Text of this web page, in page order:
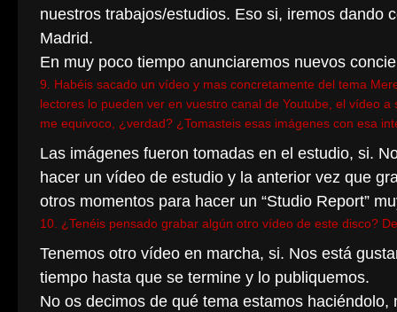
nuestros trabajos/estudios. Eso si, iremos dando
Madrid.
En muy poco tiempo anunciaremos nuevos
9. Habéis sacado un vídeo y mas concretamente del tema
lectores lo pueden ver en vuestro canal de Youtube, el vídeo
me equivoco, ¿verdad? ¿Tomasteis esas imágenes con esa
Las imágenes fueron tomadas en el estudio, si.
hacer un vídeo de estudio y la anterior vez que
otros momentos para hacer un “Studio Report”
10. ¿Tenéis pensado grabar algún otro vídeo de este disco?
Tenemos otro vídeo en marcha, si. Nos está
tiempo hasta que se termine y lo publiquemos.
No os decimos de qué tema estamos